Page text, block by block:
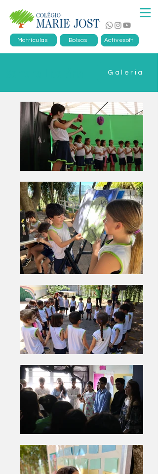
Matrículas Bolsas Activesoft
Galeria